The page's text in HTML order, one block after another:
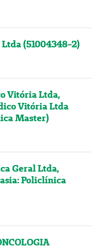
(51004348-2)
Vitória Ltda,
Vitória Ltda
Master)
Geral Ltda,
Policlínica